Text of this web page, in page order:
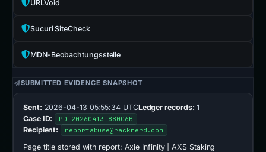
URLVoid
Sucuri SiteCheck
MDN-Beobachtungsstelle
SUBMITTED EVIDENCE SNAPSHOT
Sent: 2026-04-13 05:55:34 UTCLedger records: 1
Case ID:
PD-20260413-880C6B
Recipient: reportabuse@racknerd.com
Page title stored with report: Axie Infinity | AXS Staking